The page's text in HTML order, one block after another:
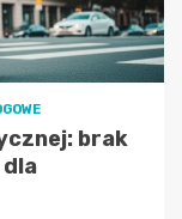
brak